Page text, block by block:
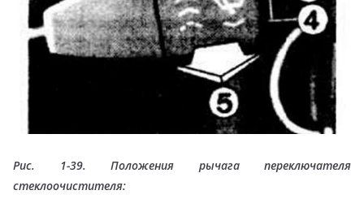
Рис. 1-39. Положения рычага переключателя
стеклоочистителя: